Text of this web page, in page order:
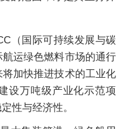
（国际可持续发展与碳
运绿色燃料市场的通行
加快推进技术的工业化
设万吨级产业化示范项
性与经济性。